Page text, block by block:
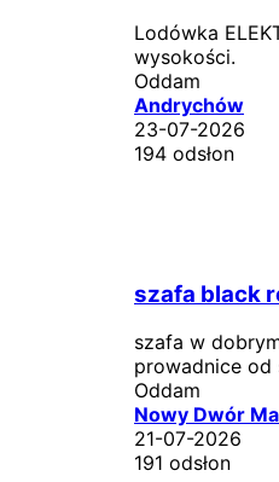
Lodówka
wysokości.
Oddam
Andrychów
23-07-2026
194 odsłon
szafa black
szafa w
prowadnice od
Oddam
Nowy Dwór
21-07-2026
191 odsłon